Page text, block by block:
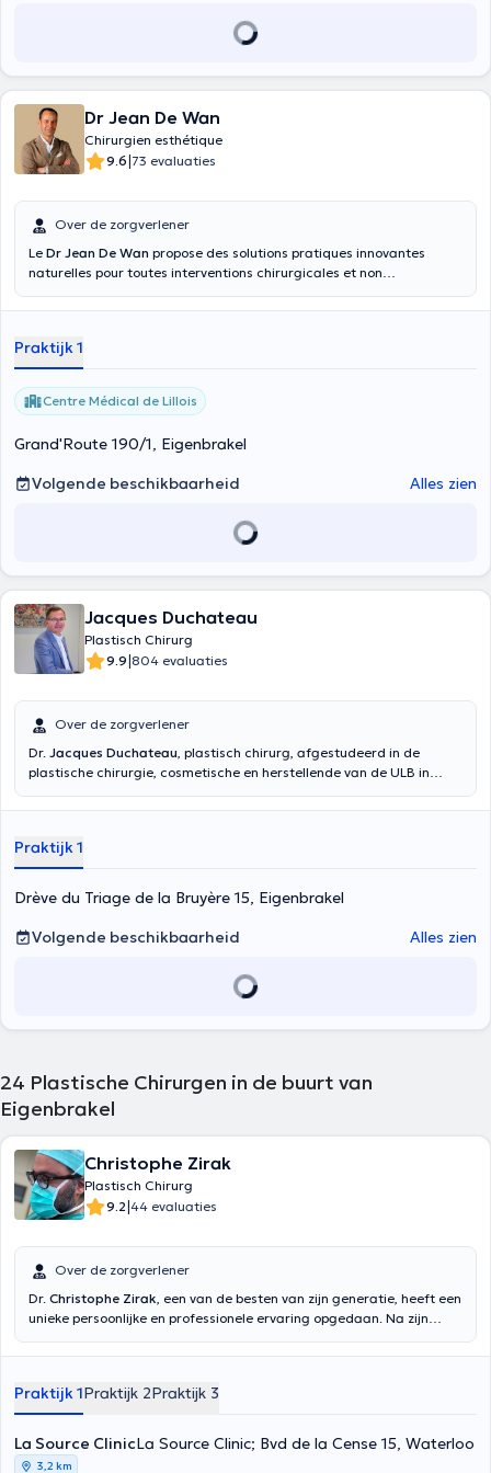
Dr Jean De Wan
Chirurgien esthétique
9.6|73 evaluaties
Over de zorgverlener
Le Dr Jean De Wan propose des solutions pratiques innovantes
naturelles pour toutes interventions chirurgicales et non
années d’expérience et de nouvelles technologies.
Praktijk 1
Centre Médical de Lillois
Grand'Route 190/1, Eigenbrakel
Volgende beschikbaarheid
Alles zien
Jacques Duchateau
Plastisch Chirurg
9.9|804 evaluaties
Over de zorgverlener
Dr. Jacques Duchateau, plastisch chirurg, afgestudeerd in de
plastische chirurgie, cosmetische en herstellende van de ULB in
ziekenhuis centrum, sinds 30 jaar. Ook werkt hij aan het CHIREC en
nieuwe esthetische kliniek, Claris, gelegen in La Houlpe, sinds 2014.
Hij is ook lid van de Koninklijke Belgische Vereniging voor Plastische
Chirurgie. Inhoud vertaald door google translate
Praktijk 1
Drève du Triage de la Bruyère 15, Eigenbrakel
Volgende beschikbaarheid
Alles zien
24 Plastische Chirurgen in de buurt van
Eigenbrakel
Christophe Zirak
Plastisch Chirurg
9.2|44 evaluaties
Over de zorgverlener
Dr. Christophe Zirak, een van de besten van zijn generatie, heeft een
unieke persoonlijke en professionele ervaring opgedaan. Na zijn
verhuisde hij naar het vlakke land om de familietraditie voort te
Geneeskunde in 2002 met onderscheiding en de titel van Specialist
in Plastische, Reconstructieve en Esthetische Chirurgie in 2008 met
goede onderscheiding. Hij oefende zijn praktijk uit in het Universitair
Ziekenhuis Brugmann tot begin 2015 als assistent-hoofd van de
Praktijk 1Praktijk 2Praktijk 3
La Source ClinicLa Source Clinic; Bvd de la Cense 15, Waterloo
3,2 km